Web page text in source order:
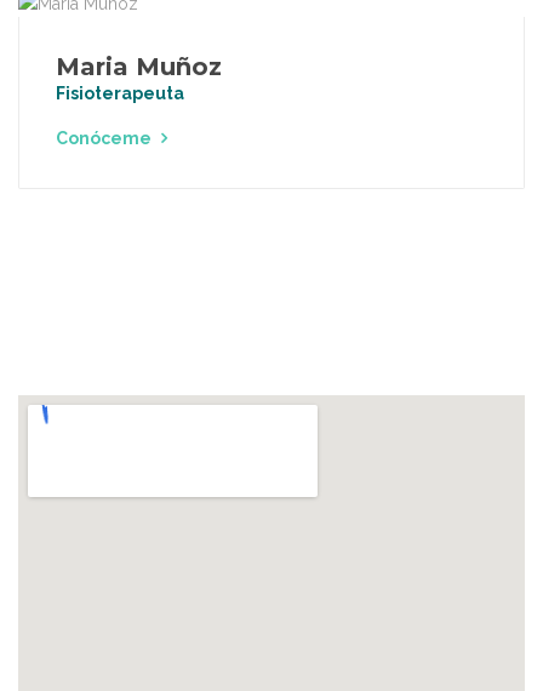
Maria Muñoz
Fisioterapeuta
Conóceme